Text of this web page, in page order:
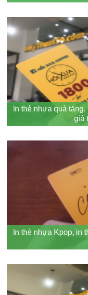
In thẻ nhựa quà
giá
In thẻ nhựa Kpop, in